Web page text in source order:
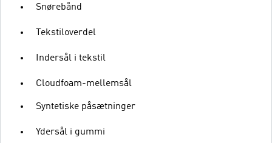
Snørebånd
Tekstiloverdel
Indersål i tekstil
Cloudfoam-mellemsål
Syntetiske påsætninger
Ydersål i gummi